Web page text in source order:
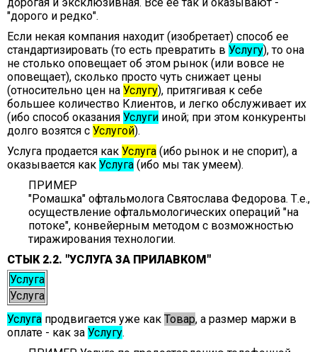
"дорого и редко".
Если некая компания находит (изобретает) способ ее
стандартизировать (то есть превратить в Услугу), то она
не столько оповещает об этом рынок (или вовсе не
оповещает), сколько просто чуть снижает цены
(относительно цен на Услугу), притягивая к себе
большее количество Клиентов, и легко обслуживает их
(ибо способ оказания Услуги иной; при этом конкуренты
долго возятся с Услугой).
Услуга продается как Услуга (ибо рынок и не спорит), а
оказывается как Услуга (ибо мы так умеем).
ПРИМЕР
"Ромашка" офтальмолога Святослава Федорова. Т.е.,
осуществление офтальмологических операций "на
потоке", конвейерным методом с возможностью
тиражирования технологии.
СТЫК 2.2. "УСЛУГА ЗА ПРИЛАВКОМ"
Услуга
Услуга
Услуга продвигается уже как Товар, а размер маржи в
оплате - как за Услугу.